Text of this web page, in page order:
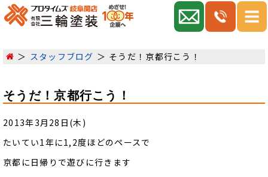
スタッフブログ そうだ！京都行こう！
そうだ！京都行こう！
2013年3月28日(木)
たいてい1年に1,2度ほどのペースで
京都に日帰りで遊びに行きます